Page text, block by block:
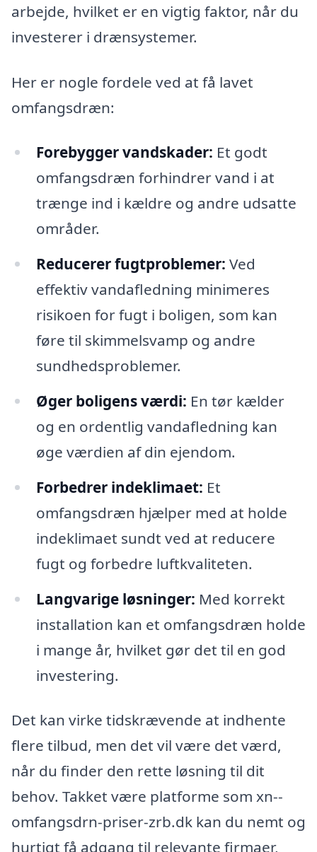
arbejde, hvilket er en vigtig faktor, når du
investerer i drænsystemer.
Her er nogle fordele ved at få lavet
omfangsdræn:
Forebygger vandskader: Et godt
omfangsdræn forhindrer vand i at
trænge ind i kældre og andre udsatte
områder.
Reducerer fugtproblemer: Ved
effektiv vandafledning minimeres
risikoen for fugt i boligen, som kan
føre til skimmelsvamp og andre
sundhedsproblemer.
Øger boligens værdi: En tør kælder
og en ordentlig vandafledning kan
øge værdien af din ejendom.
Forbedrer indeklimaet: Et
omfangsdræn hjælper med at holde
indeklimaet sundt ved at reducere
fugt og forbedre luftkvaliteten.
Langvarige løsninger: Med korrekt
installation kan et omfangsdræn holde
i mange år, hvilket gør det til en god
investering.
Det kan virke tidskrævende at indhente
flere tilbud, men det vil være det værd,
når du finder den rette løsning til dit
behov. Takket være platforme som xn--
omfangsdrn-priser-zrb.dk kan du nemt og
hurtigt få adgang til relevante firmaer,